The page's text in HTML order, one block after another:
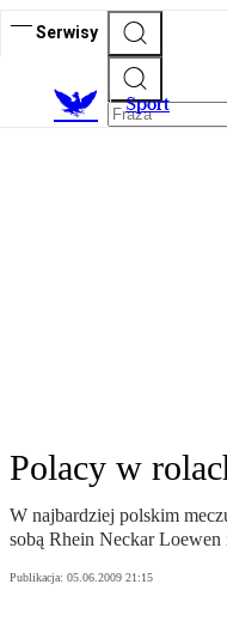
Serwisy
Sport
Polacy w
W najbardziej polskim
sobą Rhein Neckar
Publikacja: 05.06.2009 21:15